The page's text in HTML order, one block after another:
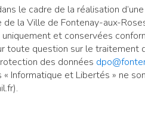
le cadre de la réalisation
de la Ville de Fontenay-aux-
et conservées
toute question sur le traitement
des données
Informatique et Libertés » ne